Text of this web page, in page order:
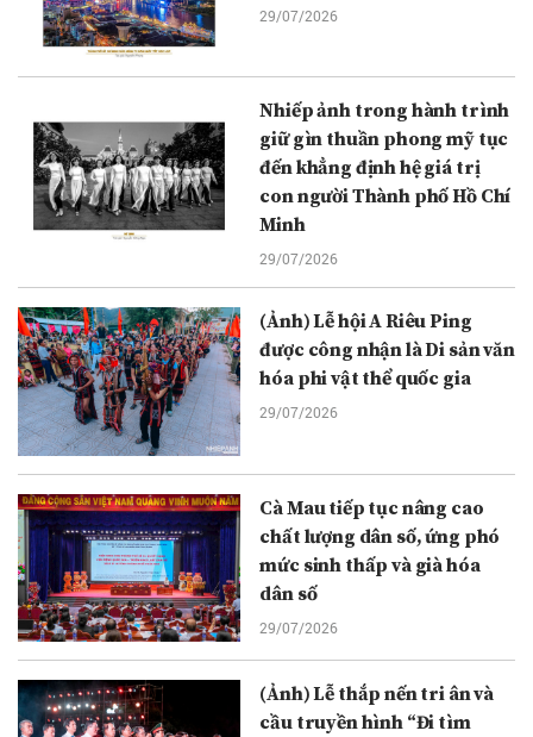
29/07/2026
Nhiếp ảnh trong hành trình
giữ gìn thuần phong mỹ tục
đến khẳng định hệ giá trị
con người Thành phố Hồ Chí
Minh
29/07/2026
(Ảnh) Lễ hội A Riêu Ping
được công nhận là Di sản văn
hóa phi vật thể quốc gia
29/07/2026
Cà Mau tiếp tục nâng cao
chất lượng dân số, ứng phó
mức sinh thấp và già hóa
dân số
29/07/2026
(Ảnh) Lễ thắp nến tri ân và
cầu truyền hình “Đi tìm